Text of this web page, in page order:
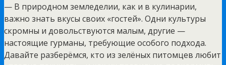
— В природном земледелии, как и в кулинарии,
важно знать вкусы своих «гостей». Одни культуры
скромны и довольствуются малым, другие —
настоящие гурманы, требующие особого подхода.
Давайте разберёмся, кто из зелёных питомцев любит